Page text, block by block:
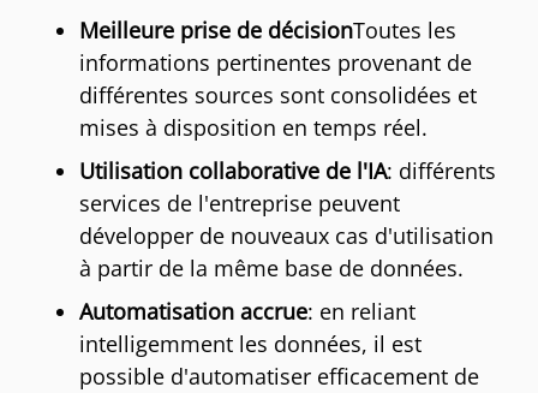
Meilleure prise de décisionToutes les
informations pertinentes provenant de
différentes sources sont consolidées et
mises à disposition en temps réel.
Utilisation collaborative de l'IA: différents
services de l'entreprise peuvent
développer de nouveaux cas d'utilisation
à partir de la même base de données.
Automatisation accrue: en reliant
intelligemment les données, il est
possible d'automatiser efficacement de